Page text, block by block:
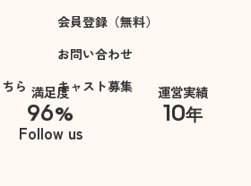
会員登録（無料）
お問い合わせ
ら
キャスト募集
満足度
96%
運営実績
10年
Follow us